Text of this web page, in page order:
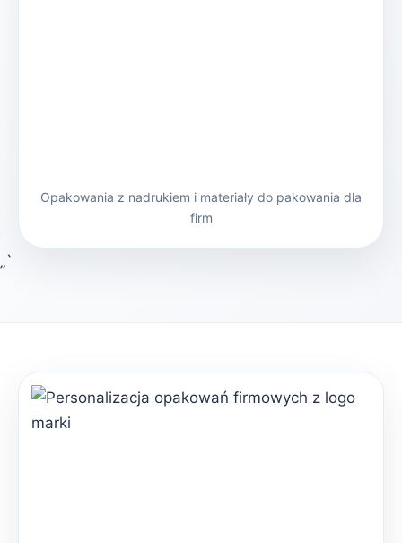
Opakowania z nadrukiem i materiały do pakowania dla
firm
„`